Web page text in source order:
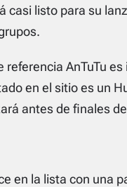
casi listo para su
referencia AnTuTu
en el sitio es un
antes de finales
en la lista con una